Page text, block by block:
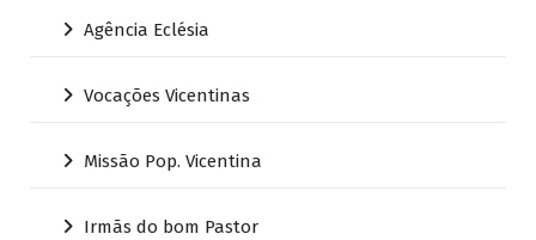
Agência Eclésia
Vocações Vicentinas
Missão Pop. Vicentina
Irmãs do bom Pastor